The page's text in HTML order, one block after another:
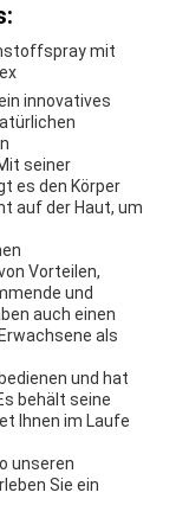
mit
innovatives
seiner
es den Körper
auf der Haut, um
Vorteilen,
und
auch einen
als
und hat
behält seine
Ihnen im Laufe
unseren
Sie ein